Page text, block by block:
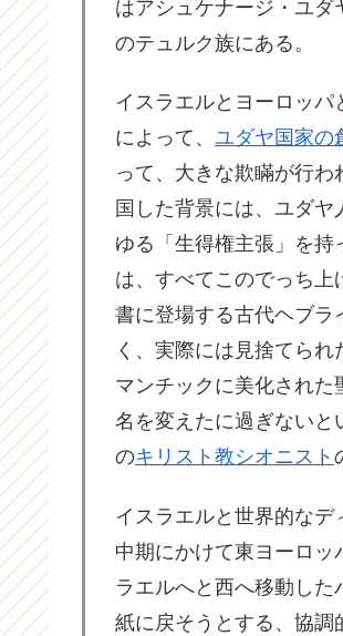
はアシュケナージ・ユ
のテュルク族にある。
イスラエルとヨーロッ
によって、 ユダヤ国家の
って、大きな欺瞞が行
国した背景には、ユダ
ゆる「生得権主張」を
は、すべてこのでっち
書に登場する古代ヘブラ
く、実際には見捨てら
マンチックに美化され
名を変えたに過ぎないと
のキリスト教シオニスト
イスラエルと世界的な
中期にかけて東ヨーロ
ラエルへと西へ移動し
紙に戻そうとする、協調